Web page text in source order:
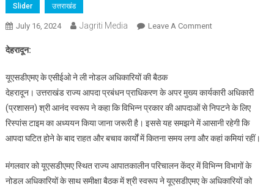
Slider उत्तराखंड
July 16, 2024 Jagriti Media Leave A CommentOn
लिए
रिस्पांस
टाइम
का
जरूरीः
स्वरूप
देहरादून:
यूएसडीएमए के एसीईओ ने ली नोडल अधिकारियों की बैठक
देहरादून। उत्तराखंड राज्य आपदा प्रबंधन प्राधिकरण के अपर मुख्य कार्यकारी अधिकारी
(प्रशासन) श्री आनंद स्वरूप ने कहा कि विभिन्न प्रकार की आपदाओं से निपटने के लिए
रिस्पांस टाइम का अध्ययन किया जाना जरूरी है। इससे यह समझने में आसानी रहेगी कि
आपदा घटित होने के बाद राहत और बचाव कार्यों में कितना समय लगा और कहां कमियां रहीं।
मंगलवार को यूएसडीएमए स्थित राज्य आपातकालीन परिचालन केंद्र में विभिन्न विभागों के
नोडल अधिकारियों के साथ समीक्षा बैठक में श्री स्वरूप ने यूएसडीएमए के अधिकारियों को